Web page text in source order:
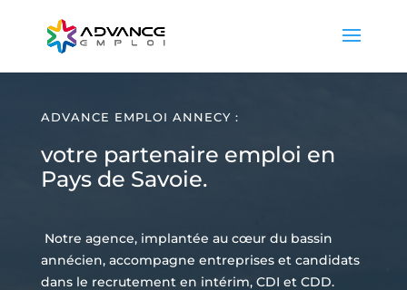
ADVANCE EMPLOI ANNECY :
votre partenaire emploi en
Pays de Savoie.
Notre agence, implantée au cœur du bassin
annécien, accompagne entreprises et candidats
dans le recrutement en intérim, CDI et CDD.